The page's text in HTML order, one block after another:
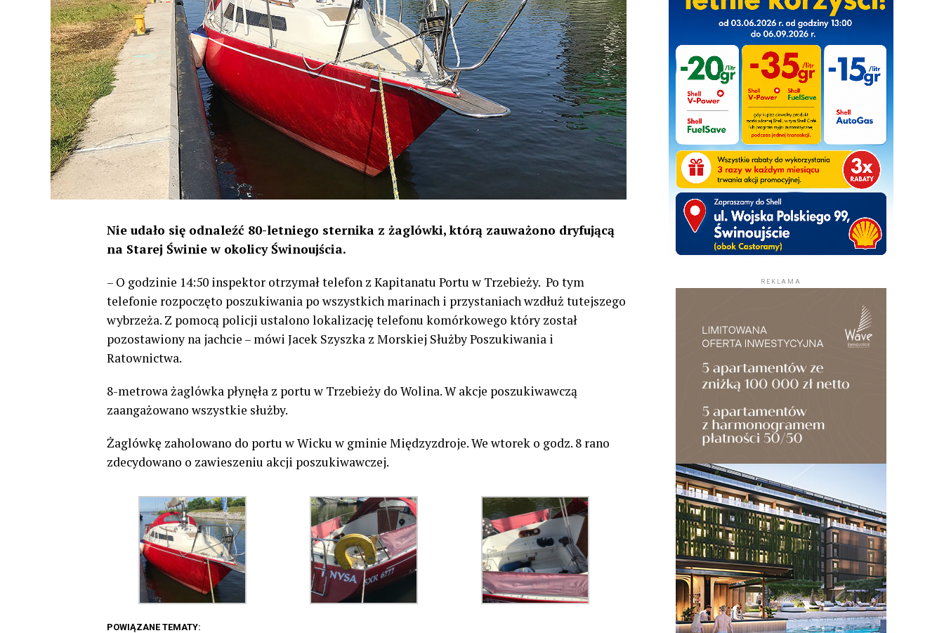
Nie udało się odnaleźć 80-letniego sternika z żaglówki, którą zauważono dryfującą
na Starej Świnie w okolicy Świnoujścia.
– O godzinie 14:50 inspektor otrzymał telefon z Kapitanatu Portu w Trzebieży. Po tym
telefonie rozpoczęto poszukiwania po wszystkich marinach i przystaniach wzdłuż tutejszego
wybrzeża. Z pomocą policji ustalono lokalizację telefonu komórkowego który został
pozostawiony na jachcie – mówi Jacek Szyszka z Morskiej Służby Poszukiwania i
Ratownictwa.
8-metrowa żaglówka płynęła z portu w Trzebieży do Wolina. W akcje poszukiwawczą
zaangażowano wszystkie służby.
Żaglówkę zaholowano do portu w Wicku w gminie Międzyzdroje. We wtorek o godz. 8 rano
zdecydowano o zawieszeniu akcji poszukiwawczej.
POWIĄZANE TEMATY:
REKLAMA